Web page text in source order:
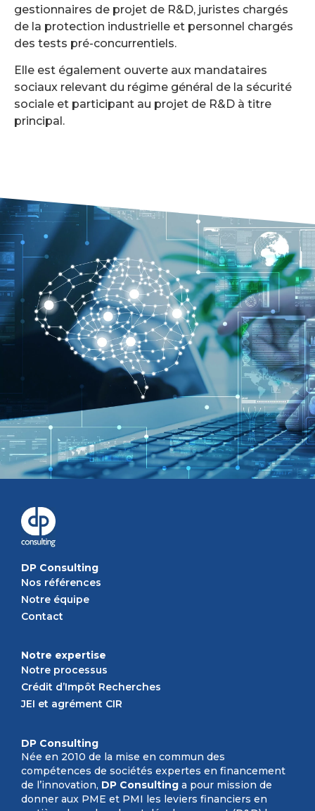
gestionnaires de projet de R&D, juristes chargés
de la protection industrielle et personnel chargés
des tests pré-concurrentiels.
Elle est également ouverte aux mandataires
sociaux relevant du régime général de la sécurité
sociale et participant au projet de R&D à titre
principal.
DP Consulting
Nos références
Notre équipe
Contact
Notre expertise
Notre processus
Crédit d’Impôt Recherches
JEI et agrément CIR
DP Consulting
Née en 2010 de la mise en commun des
compétences de sociétés expertes en financement
de l’innovation, DP Consulting a pour mission de
donner aux PME et PMI les leviers financiers en